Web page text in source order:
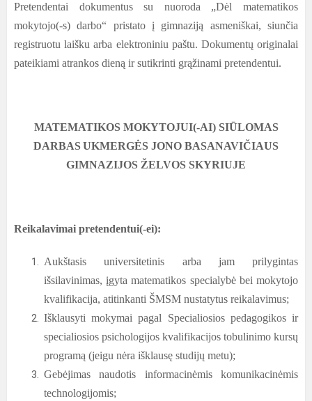
Pretendentai dokumentus su nuoroda „Dėl matematikos
mokytojo(-s) darbo“ pristato į gimnaziją asmeniškai, siunčia
registruotu laišku arba elektroniniu paštu. Dokumentų originalai
pateikiami atrankos dieną ir sutikrinti grąžinami pretendentui.
MATEMATIKOS MOKYTOJUI(-AI) SIŪLOMAS
DARBASUKMERGĖS JONO BASANAVIČIAUS
GIMNAZIJOS ŽELVOS SKYRIUJE
Reikalavimai pretendentui(-ei):
Aukštasis universitetinis arba jam prilygintas
išsilavinimas, įgyta matematikos specialybė bei mokytojo
kvalifikacija, atitinkanti ŠMSM nustatytus reikalavimus;
Išklausyti mokymai pagal Specialiosios pedagogikos ir
specialiosios psichologijos kvalifikacijos tobulinimo kursų
programą (jeigu nėra išklausę studijų metu);
Gebėjimas naudotis informacinėmis komunikacinėmis
technologijomis;